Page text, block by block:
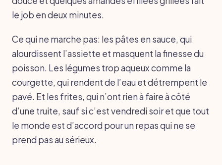
le job en deux minutes.
Ce qui ne marche pas: les pâtes en sauce, qui
alourdissent l’assiette et masquent la finesse du
poisson. Les légumes trop aqueux comme la
courgette, qui rendent de l’eau et détrempent le
pavé. Et les frites, qui n’ont rien à faire à côté
d’une truite, sauf si c’est vendredi soir et que tout
le monde est d’accord pour un repas qui ne se
prend pas au sérieux.